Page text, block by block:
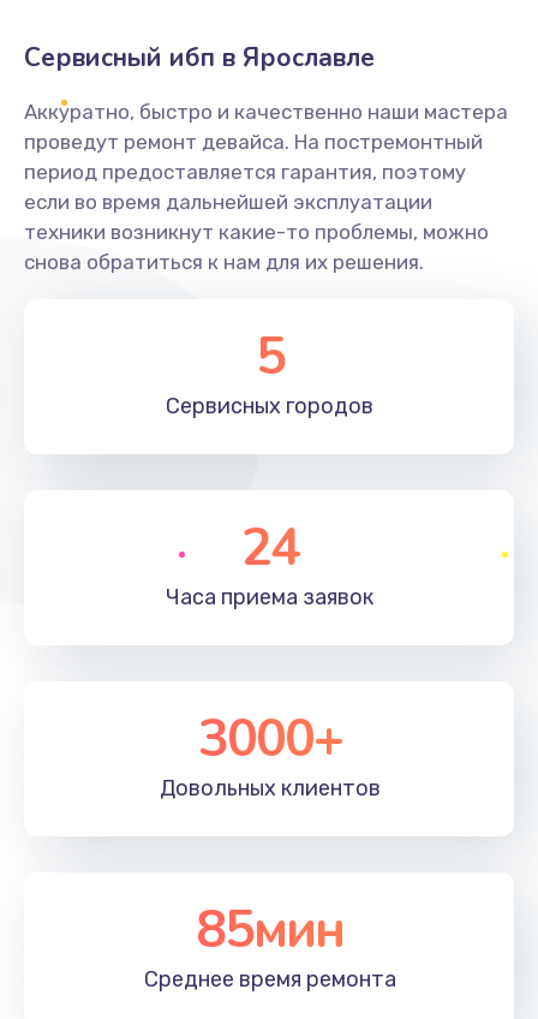
Сервисный ибп в Ярославле
Аккуратно, быстро и качественно наши мастера
проведут ремонт девайса. На постремонтный
период предоставляется гарантия, поэтому
если во время дальнейшей эксплуатации
техники возникнут какие-то проблемы, можно
снова обратиться к нам для их решения.
5
Сервисных городов
24
Часа приема заявок
3000+
Довольных клиентов
85мин
Среднее время ремонта